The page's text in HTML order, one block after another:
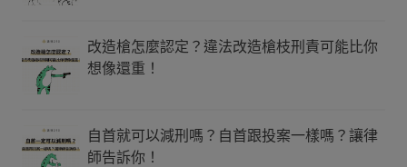
改造槍怎麼認定？違法改造槍枝刑責可能比你
想像還重！
自首就可以減刑嗎？自首跟投案一樣嗎？讓律
師告訴你！